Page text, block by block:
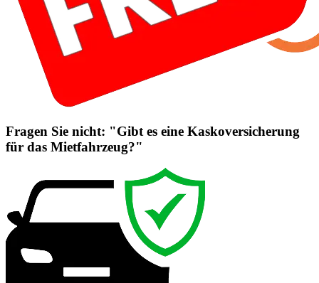
Fragen Sie nicht: "Gibt es eine Kaskoversicherung
für das Mietfahrzeug?"